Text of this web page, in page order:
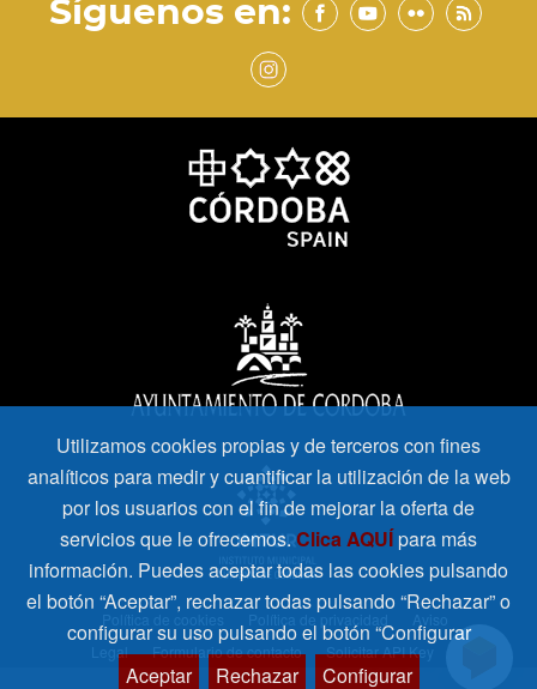
Síguenos en:
Política de cookies Política de privacidad
Legal
Formulario de contacto Solicitar API Key
Utilizamos cookies propias y de terceros con fines
analíticos para medir y cuantificar la utilización de la web
por los usuarios con el fin de mejorar la oferta de
servicios que le ofrecemos. Clica AQUÍpara más
información. Puedes aceptar todas las cookies pulsando
el botón “Aceptar”, rechazar todas pulsando “Rechazar” o
configurar su uso pulsando el botón “Configurar
Aceptar
Rechazar Configurar